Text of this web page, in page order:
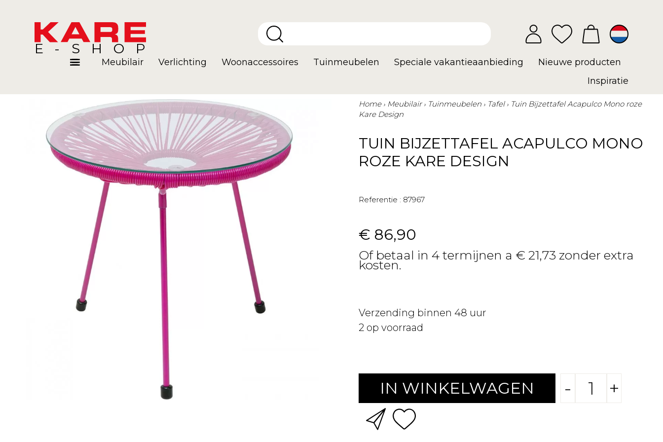
E-SHOP
Blog
Meubilair Verlichting Woonaccessoires Tuinmeubelen Speciale vakantieaanbieding
Nieuwe producten
Inspiratie
Home Meubilair Tuinmeubelen Tafel
Tuin Bijzettafel Acapulco Mono roze
Kare Design
TUIN BIJZETTAFEL ACAPULCO MONO
ROZE KARE DESIGN
Referentie : 87967
€ 86,90
Of betaal in 4 termijnen a € 21,73 zonder extra
kosten.
Verzending binnen 48 uur
2 op voorraad
IN WINKELWAGEN - +